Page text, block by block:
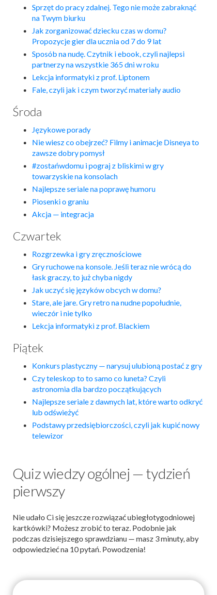
Sprzęt do pracy zdalnej. Tego nie może zabraknąć
na Twym biurku
Jak zorganizować dziecku czas w domu?
Propozycje gier dla ucznia od 7 do 9 lat
Sposób na nudę. Czytnik i ebook, czyli najlepsi
partnerzy na wszystkie 365 dni w roku
Lekcja informatyki z prof. Liptonem
Fale, czyli jak i czym tworzyć materiały audio
Środa
Językowe porady
Nie wiesz co obejrzeć? Filmy i animacje Disneya to
zawsze dobry pomysł
#zostańwdomu i pograj z bliskimi w gry
towarzyskie na konsolach
Najlepsze seriale na poprawę humoru
Piosenki o graniu
Akcja — integracja
Czwartek
Rozgrzewka i gry zręcznościowe
Gry ruchowe na konsole. Jeśli teraz nie wrócą do
łask graczy, to już chyba nigdy
Jak uczyć się języków obcych w domu?
Stare, ale jare. Gry retro na nudne popołudnie,
wieczór i nie tylko
Lekcja informatyki z prof. Blackiem
Piątek
Konkurs plastyczny — narysuj ulubioną postać z gry
Czy teleskop to to samo co luneta? Czyli
astronomia dla bardzo początkujących
Najlepsze seriale z dawnych lat, które warto odkryć
lub odświeżyć
Podstawy przedsiębiorczości, czyli jak kupić nowy
telewizor
Quiz wiedzy ogólnej — tydzień
pierwszy
Nie udało Ci się jeszcze rozwiązać ubiegłotygodniowej
kartkówki? Możesz zrobić to teraz. Podobnie jak
podczas dzisiejszego sprawdzianu — masz 3 minuty, aby
odpowiedzieć na 10 pytań. Powodzenia!